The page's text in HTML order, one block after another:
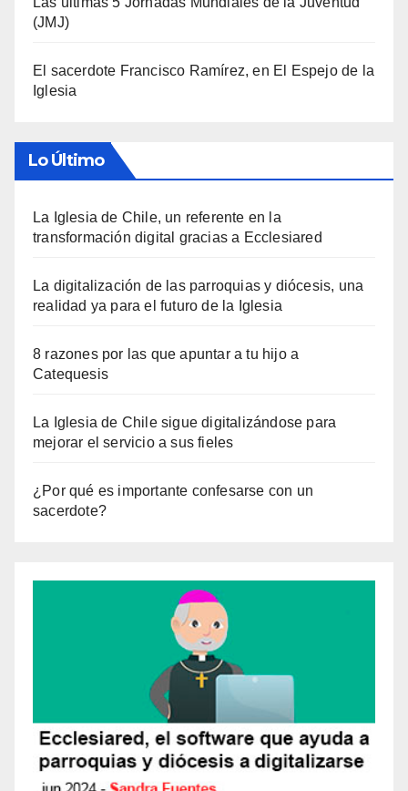
(JMJ)
El sacerdote Francisco Ramírez, en El Espejo de la
Iglesia
Lo Último
La Iglesia de Chile, un referente en la
transformación digital gracias a Ecclesiared
La digitalización de las parroquias y diócesis, una
realidad ya para el futuro de la Iglesia
8 razones por las que apuntar a tu hijo a
Catequesis
La Iglesia de Chile sigue digitalizándose para
mejorar el servicio a sus fieles
¿Por qué es importante confesarse con un
sacerdote?